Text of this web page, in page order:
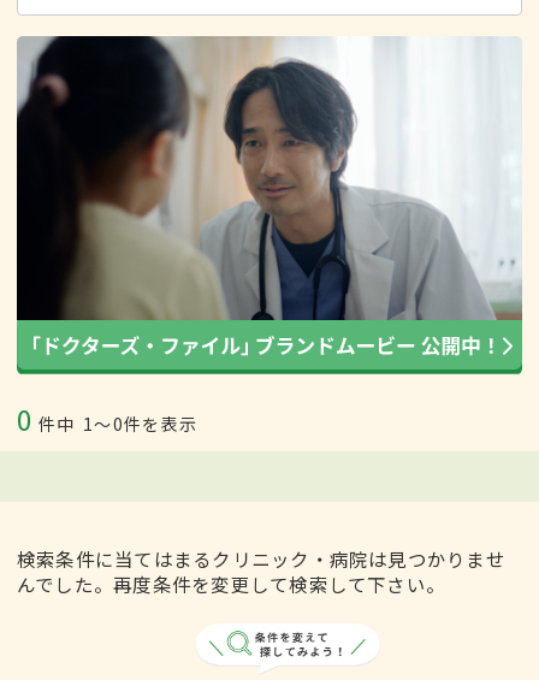
0 件中 1〜0件を表示
検索条件に当てはまるクリニック・病院は見つかりませ
んでした。再度条件を変更して検索して下さい。